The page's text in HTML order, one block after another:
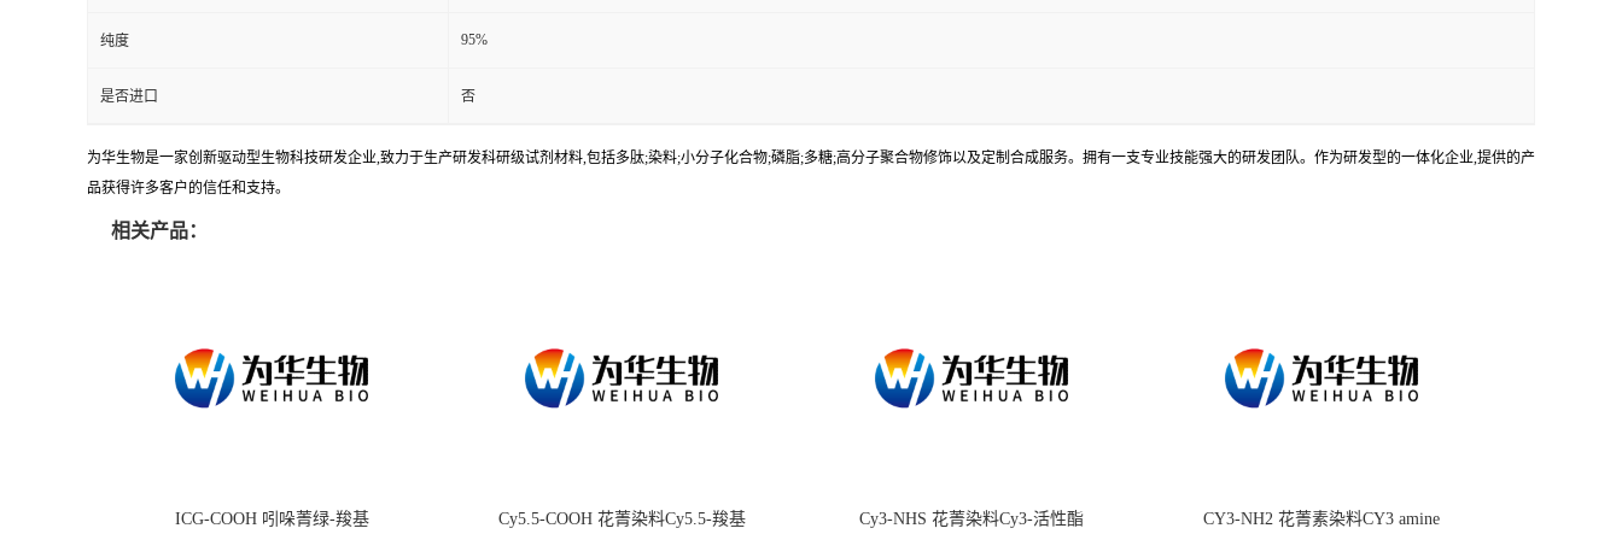
纯度 95%
是否进口 否
为华生物是一家创新驱动型生物科技研发企业,致力于生产研发科研级试剂材料,包括多肽;染料;小分子化合物;磷脂;多糖;高分子聚合物修饰以及定制合成服务。拥有一支专业技能强大的研发团队。作为研发型的一体化企业,提供的产
品获得许多客户的信任和支持。
相关产品：
ICG-COOH 吲哚菁绿-羧基 Cy5.5-COOH 花菁染料Cy5.5-羧基 Cy3-NHS 花菁染料Cy3-活性酯 CY3-NH2 花菁素染料CY3 amine